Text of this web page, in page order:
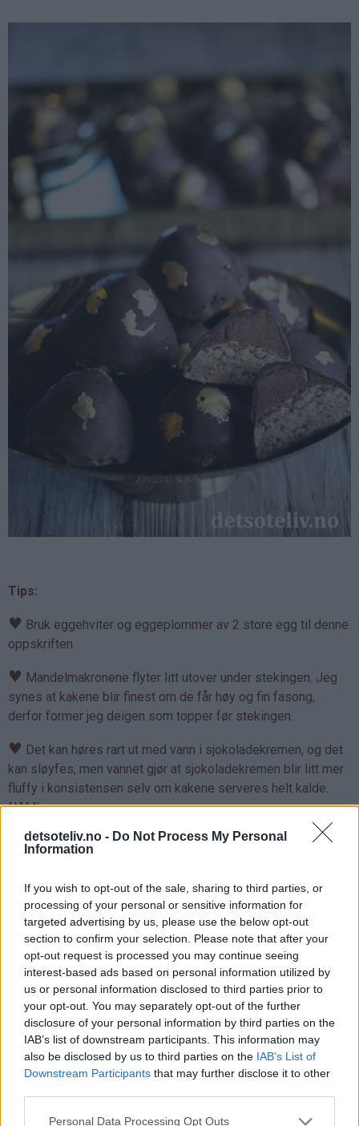
detsoteliv.no - Do Not Process My Personal
Information
If you wish to opt-out of the sale, sharing to third parties, or
processing of your personal or sensitive information for
targeted advertising by us, please use the below opt-out
section to confirm your selection. Please note that after your
opt-out request is processed you may continue seeing
interest-based ads based on personal information utilized by
us or personal information disclosed to third parties prior to
your opt-out. You may separately opt-out of the further
disclosure of your personal information by third parties on the
IAB’s list of downstream participants. This information may
also be disclosed by us to third parties on the IAB’s List of
Downstream Participants that may further disclose it to other
Personal Data Processing Opt Outs
Tips:
♥ Bruk eggehviter og eggeplommer av 2 store egg til denne
oppskriften.
♥ Mandelmakronene flyter litt utover under stekingen. Jeg
synes at kakene blir finest om de får høy og fin fasong,
derfor former jeg deigen som topper før stekingen.
♥ Det kan høres rart ut med vann i sjokoladekremen, og det
kan sløyfes, men vannet gjør at sjokoladekremen blir litt mer
fluffy i konsistensen selv om kakene serveres helt kalde.
NAM!
Det er viktig at kakene er frosne før de dyppes i den
Overtrekkssjokolade og bladgull fås kjøpt i
kakeutstyrsbutikker.